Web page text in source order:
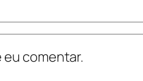
eu comentar.